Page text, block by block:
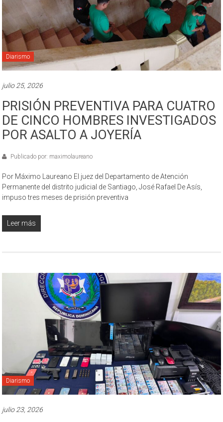
Diarismo
julio 25, 2026
PRISIÓN PREVENTIVA PARA CUATRO
DE CINCO HOMBRES INVESTIGADOS
POR ASALTO A JOYERÍA
Publicado por: maximolaureano
Por Máximo Laureano El juez del Departamento de Atención
Permanente del distrito judicial de Santiago, José Rafael De Asís,
impuso tres meses de prisión preventiva
Leer más
Diarismo
julio 23, 2026